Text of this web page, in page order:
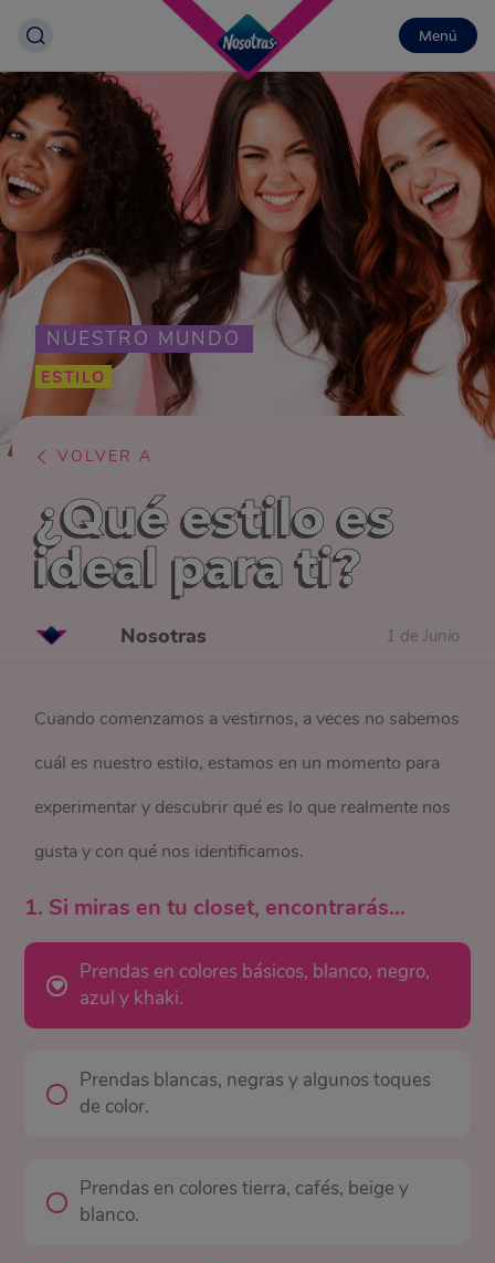
Menú
NUESTRO MUNDO
ESTILO
VOLVER A
¿Qué estilo es
ideal para ti?
Nosotras 1 de Junio
Cuando comenzamos a vestirnos, a veces no sabemos
cuál es nuestro estilo, estamos en un momento para
experimentar y descubrir qué es lo que realmente nos
gusta y con qué nos identificamos.
1. Si miras en tu closet, encontrarás…
Prendas en colores básicos, blanco, negro,
azul y khaki.
Prendas blancas, negras y algunos toques
de color.
Prendas en colores tierra, cafés, beige y
blanco.